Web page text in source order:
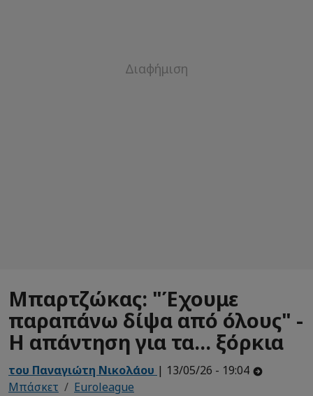
Μπαρτζώκας: "Έχουμε
παραπάνω δίψα από όλους" -
Η απάντηση για τα... ξόρκια
του Παναγιώτη Νικολάου | 13/05/26 - 19:04
Μπάσκετ
Euroleague